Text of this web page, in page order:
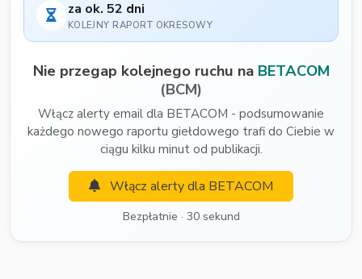
za ok. 52 dni
KOLEJNY RAPORT OKRESOWY
Nie przegap kolejnego ruchu na BETACOM
(BCM)
Włącz alerty email dla BETACOM - podsumowanie
każdego nowego raportu giełdowego trafi do Ciebie w
ciągu kilku minut od publikacji.
Włącz alerty dla BETACOM
Bezpłatnie · 30 sekund